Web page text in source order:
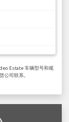
Estate 车辆型号和规
公司联系。